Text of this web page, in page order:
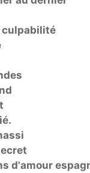
culpabilité
d'amour